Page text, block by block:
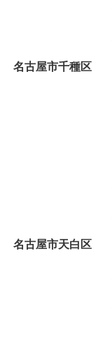
名古屋市千種区
名古屋市天白区